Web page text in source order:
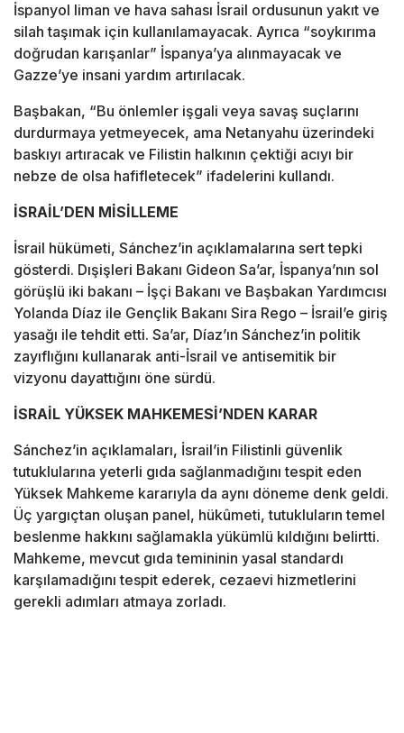
İspanyol liman ve hava sahası İsrail ordusunun yakıt ve
silah taşımak için kullanılamayacak. Ayrıca “soykırıma
doğrudan karışanlar” İspanya’ya alınmayacak ve
Gazze’ye insani yardım artırılacak.
Başbakan, “Bu önlemler işgali veya savaş suçlarını
durdurmaya yetmeyecek, ama Netanyahu üzerindeki
baskıyı artıracak ve Filistin halkının çektiği acıyı bir
nebze de olsa hafifletecek” ifadelerini kullandı.
İSRAİL’DEN MİSİLLEME
İsrail hükümeti, Sánchez’in açıklamalarına sert tepki
gösterdi. Dışişleri Bakanı Gideon Sa’ar, İspanya’nın sol
görüşlü iki bakanı – İşçi Bakanı ve Başbakan Yardımcısı
Yolanda Díaz ile Gençlik Bakanı Sira Rego – İsrail’e giriş
yasağı ile tehdit etti. Sa’ar, Díaz’ın Sánchez’in politik
zayıflığını kullanarak anti-İsrail ve antisemitik bir
vizyonu dayattığını öne sürdü.
İSRAİL YÜKSEK MAHKEMESİ’NDEN KARAR
Sánchez’in açıklamaları, İsrail’in Filistinli güvenlik
tutuklularına yeterli gıda sağlanmadığını tespit eden
Yüksek Mahkeme kararıyla da aynı döneme denk geldi.
Üç yargıçtan oluşan panel, hükûmeti, tutukluların temel
beslenme hakkını sağlamakla yükümlü kıldığını belirtti.
Mahkeme, mevcut gıda temininin yasal standardı
karşılamadığını tespit ederek, cezaevi hizmetlerini
gerekli adımları atmaya zorladı.